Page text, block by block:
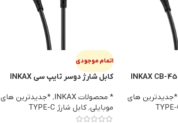
*جدیدترین های
اتمام موجودی
کابل شارژ دوسر تایپ سی INKAX
* محصولات INKAX
, *جدیدترین های
موبایلی, کابل شارژ TYPE-C